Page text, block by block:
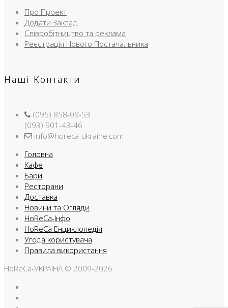
Про Проект
Додати Заклад
Співробітництво та реклама
Реєстрація Нового Постачальника
Наші Контакти
(095) 858-08-53
(093) 901-43-46
info@horeca-ukraine.com
Головна
Кафе
Бари
Ресторани
Доставка
Новини та Огляди
HoReCa-Інфо
HoReCa Енциклопедія
Угода користувача
Правила використання
HoReCa-УКРАЇНА © 2009-2026